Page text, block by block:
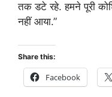
तक डटे रहे. हमने पूरी
नहीं आया.”
Share this:
Facebook